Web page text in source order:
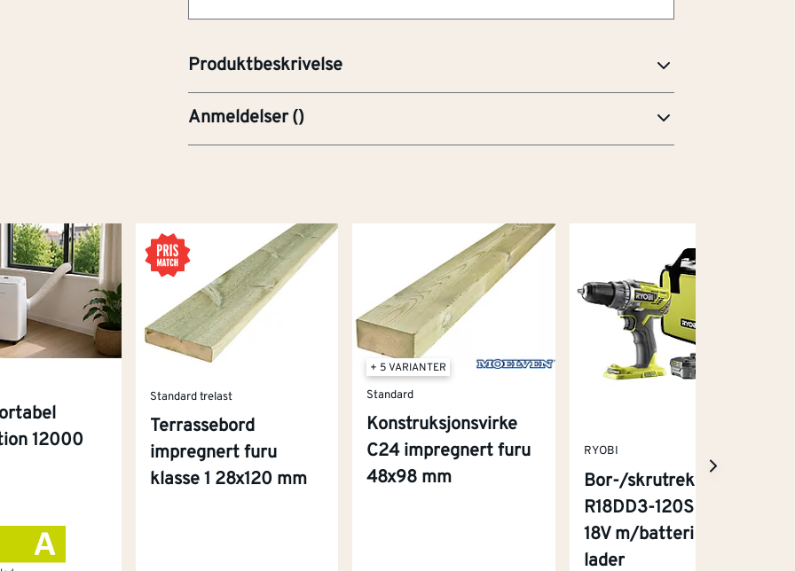
Produktbeskrivelse
Anmeldelser()
12000
Standard trelast
Terrassebord
impregnert furu
klasse 1 28x120 mm
+ 5 VARIANTER
Standard
Konstruksjonsvirke
C24 impregnert furu
48x98 mm
RYOBI
Bor-/skrutrekker
R18DD3-120S One+
18V m/batteri og
lader